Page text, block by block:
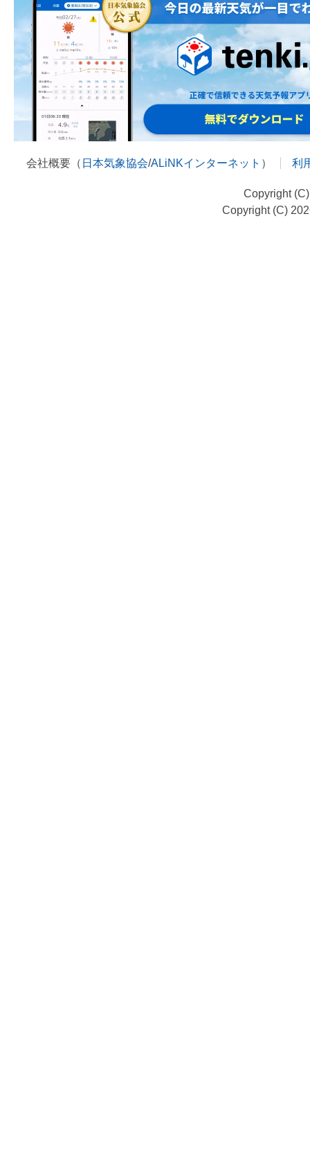
会社概要（ 日本気象協会/ALiNKインターネット ） 利
Copyright
Copyright (C)